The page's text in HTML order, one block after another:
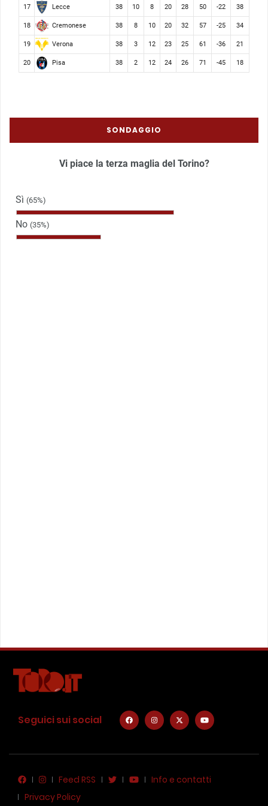
17 Lecce 38 10 8 20 28 50 -22 38
18 Cremonese 38 8 10 20 32 57 -25 34
19 Verona 38 3 12 23 25 61 -36 21
20 Pisa 38 2 12 24 26 71 -45 18
SONDAGGIO
Vi piace la terza maglia del Torino?
Sì (65%)
No (35%)
Seguici sui social
Feed RSS
Info e contatti
Privacy Policy